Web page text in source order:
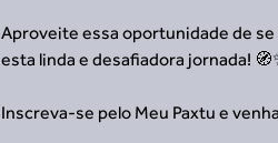
Aproveite essa oportunidade de
esta linda e desafiadora jornada!
Inscreva-se pelo Meu Paxtu e